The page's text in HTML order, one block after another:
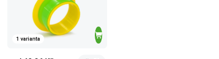
1 varianta